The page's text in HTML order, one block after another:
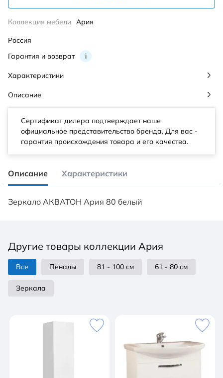
Гарантия и возврат i
Коллекция мебели Ария
Россия
Характеристики
Описание
Сертификат дилера подтверждает наше
официальное представительство бренда. Для вас -
гарантия происхождения товара и его качества.
Описание Характеристики
Зеркало АКВАТОН Ария 80 белый
Другие товары коллекции Ария
Все Пеналы 81 - 100 см 61 - 80 см
Зеркала